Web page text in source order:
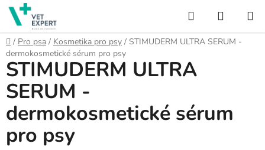
Přejít
obsah
Hledat
KOŠÍK
Domů
/ Pro psa / Kosmetika pro psy / STIMUDERM ULTRA SERUM -
dermokosmetické sérum pro psy
STIMUDERM ULTRA
SERUM -
dermokosmetické sérum
pro psy